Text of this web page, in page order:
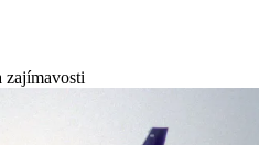
zajímavosti